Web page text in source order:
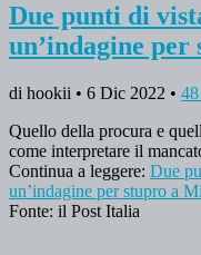
Due punti di
un’indagine
di hookii • 6 Dic 2022 •
Quello della procura e
come interpretare il
Continua a leggere: Due
un’indagine per stupro a
Fonte: il Post Italia